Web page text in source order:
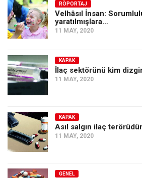
Amerika
Avustralya
Düşünce
Dosyalar
RÖPORTAJ
Velhâsıl İnsan:
yaratılmışlara…
11 MAY, 2020
KAPAK
İlaç sektörünü kim
11 MAY, 2020
KAPAK
Asıl salgın ilaç terörüdür
11 MAY, 2020
GENEL